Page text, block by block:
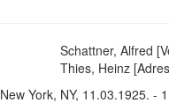
Schattner, Alfred
Thies, Heinz
New York, NY, 11.03.1925. -